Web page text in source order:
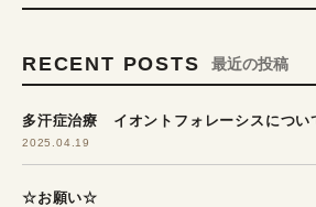
RECENT POSTS 最近の投稿
多汗症治療 イオントフォレーシスについ
2025.04.19
☆お願い☆